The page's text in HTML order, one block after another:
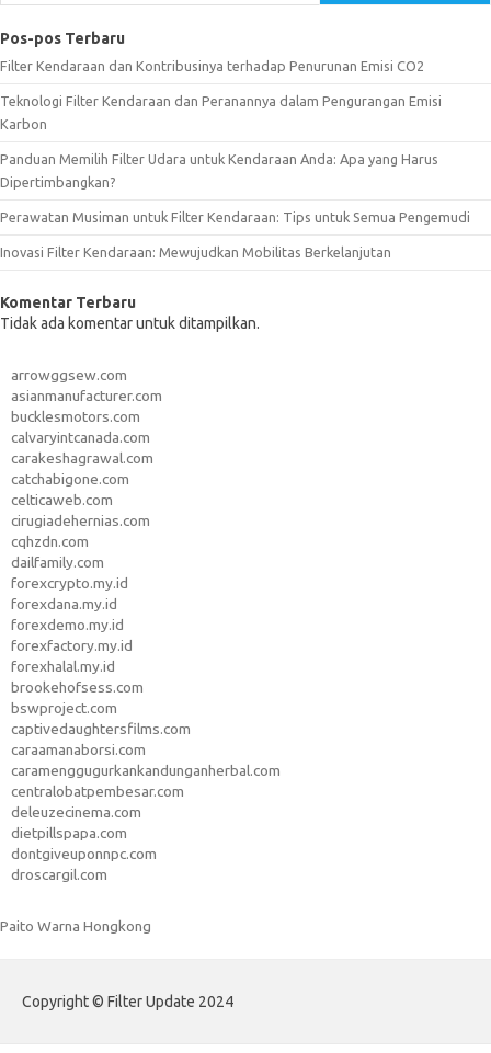
Pos-pos Terbaru
Filter Kendaraan dan Kontribusinya terhadap Penurunan Emisi CO2
Teknologi Filter Kendaraan dan Peranannya dalam Pengurangan Emisi
Karbon
Panduan Memilih Filter Udara untuk Kendaraan Anda: Apa yang Harus
Dipertimbangkan?
Perawatan Musiman untuk Filter Kendaraan: Tips untuk Semua Pengemudi
Inovasi Filter Kendaraan: Mewujudkan Mobilitas Berkelanjutan
Komentar Terbaru
Tidak ada komentar untuk ditampilkan.
arrowggsew.com
asianmanufacturer.com
bucklesmotors.com
calvaryintcanada.com
carakeshagrawal.com
catchabigone.com
celticaweb.com
cirugiadehernias.com
cqhzdn.com
dailfamily.com
forexcrypto.my.id
forexdana.my.id
forexdemo.my.id
forexfactory.my.id
forexhalal.my.id
brookehofsess.com
bswproject.com
captivedaughtersfilms.com
caraamanaborsi.com
caramenggugurkankandunganherbal.com
centralobatpembesar.com
deleuzecinema.com
dietpillspapa.com
dontgiveuponnpc.com
droscargil.com
Paito Warna Hongkong
Copyright © Filter Update 2024